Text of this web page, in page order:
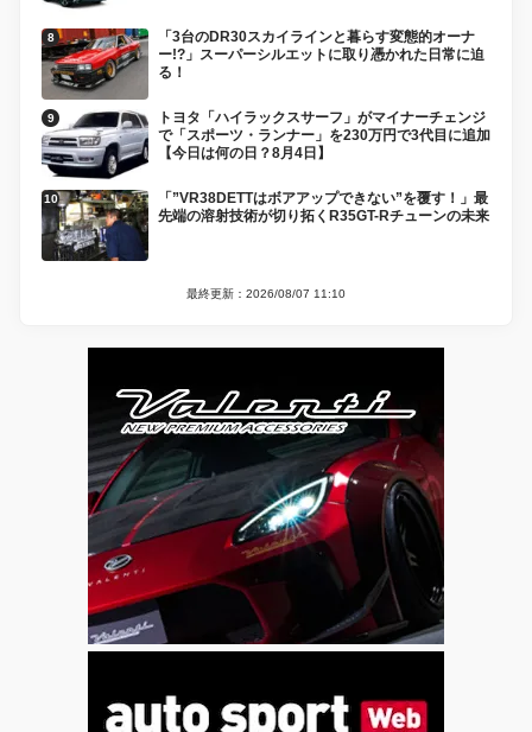
「3台のDR30スカイラインと暮らす変態的オーナ
ー!?」スーパーシルエットに取り憑かれた日常に迫
る！
トヨタ「ハイラックスサーフ」がマイナーチェンジ
で「スポーツ・ランナー」を230万円で3代目に追加
【今日は何の日？8月4日】
「”VR38DETTはボアアップできない”を覆す！」最
先端の溶射技術が切り拓くR35GT-Rチューンの未来
最終更新：2026/08/07 11:10